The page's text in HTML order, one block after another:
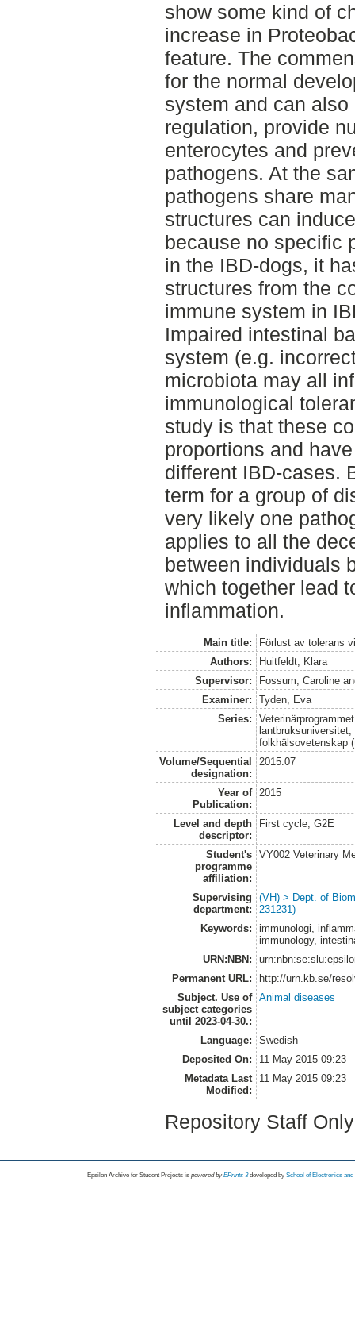
show some kind of
increase in
feature. The
for the normal
system and can
regulation, provide
enterocytes and
pathogens. At the
pathogens share
structures can
because no specific
in the IBD-dogs, it
structures from the
immune system in
Impaired intestinal
system (e.g.
microbiota may all
immunological
study is that these
proportions and
different IBD-cases.
term for a group of
very likely one
applies to all the
between individuals
which together lead
inflammation.
Main title:
Förlust av tolerans
Authors:
Huitfeldt, Klara
Supervisor:
Fossum, Caroline
Examiner:
Tyden, Eva
Series:
folkhälsovetenskap
Volume/Sequential
designation:
2015:07
Year of
Publication:
2015
Level and depth
descriptor:
First cycle, G2E
Student's
programme
affiliation:
VY002 Veterinary
Supervising
department:
(VH) > Dept. of
231231)
Keywords:
immunologi,
immunology,
URN:NBN:
Permanent URL:
http://urn.kb.se/
Subject. Use of
subject categories
until 2023-04-30.:
Animal diseases
Language:
Swedish
Deposited On:
11 May 2015 09:23
Metadata Last
Modified:
11 May 2015 09:23
Repository Staff
Epsilon Archive for Student Projects is powored byEPrints 3 developed by School of Electronics